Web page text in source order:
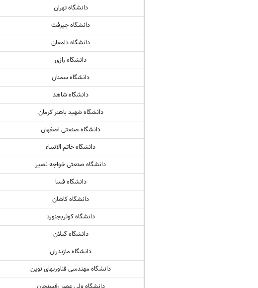
دانشگاه تهران
دانشگاه جیرفت
دانشگاه دامغان
دانشگاه رازی
دانشگاه سمنان
دانشگاه شاهد
دانشگاه شهید باهنر کرمان
دانشگاه صنعتی اصفهان
دانشگاه خاتم الانبیاء
دانشگاه صنعتی خواجه نصیر
دانشگاه فسا
دانشگاه کاشان
دانشگاه کوثربجنورد
دانشگاه گیلان
دانشگاه مازندران
دانشگاه مهندسی فناوریهای نوین